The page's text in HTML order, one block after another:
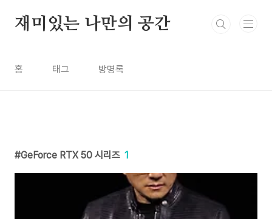
재미있는 나만의 공간
홈 태그 방명록
GeForce RTX 50 시리즈 1